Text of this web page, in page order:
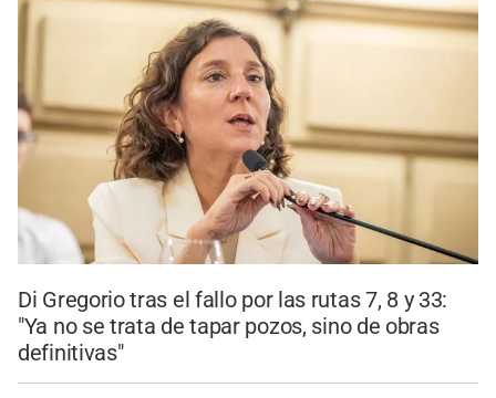
Di Gregorio tras el fallo por las rutas 7, 8 y 33:
"Ya no se trata de tapar pozos, sino de obras
definitivas"